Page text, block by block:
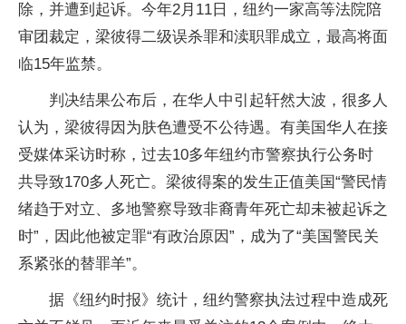
除，并遭到起诉。今年2月11日，纽约一家高等法院陪
审团裁定，梁彼得二级误杀罪和渎职罪成立，最高将面
临15年监禁。
判决结果公布后，在华人中引起轩然大波，很多人
认为，梁彼得因为肤色遭受不公待遇。有美国华人在接
受媒体采访时称，过去10多年纽约市警察执行公务时
共导致170多人死亡。梁彼得案的发生正值美国“警民情
绪趋于对立、多地警察导致非裔青年死亡却未被起诉之
时”，因此他被定罪“有政治原因”，成为了“美国警民关
系紧张的替罪羊”。
据《纽约时报》统计，纽约警察执法过程中造成死